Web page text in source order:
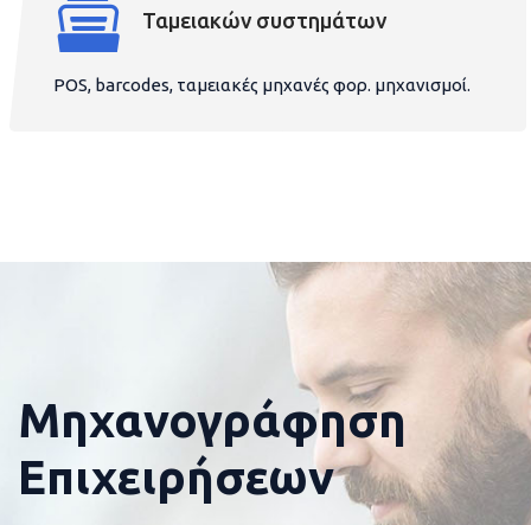
Ταμειακών συστημάτων
POS, barcodes, ταμειακές μηχανές φορ. μηχανισμοί.
Μηχανογράφηση
Επιχειρήσεων